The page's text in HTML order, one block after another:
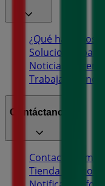
¿Qué hacemos?
Soluciones
Noticias y prensa
Trabaja con
Contáctanos
Contacto
Tienda mal